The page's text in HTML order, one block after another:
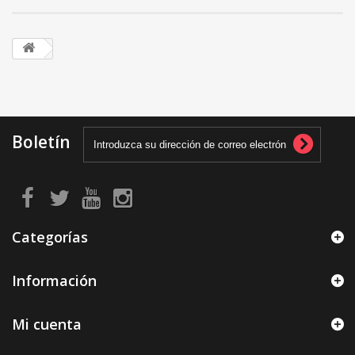
Boletín
Categorías
Información
Mi cuenta